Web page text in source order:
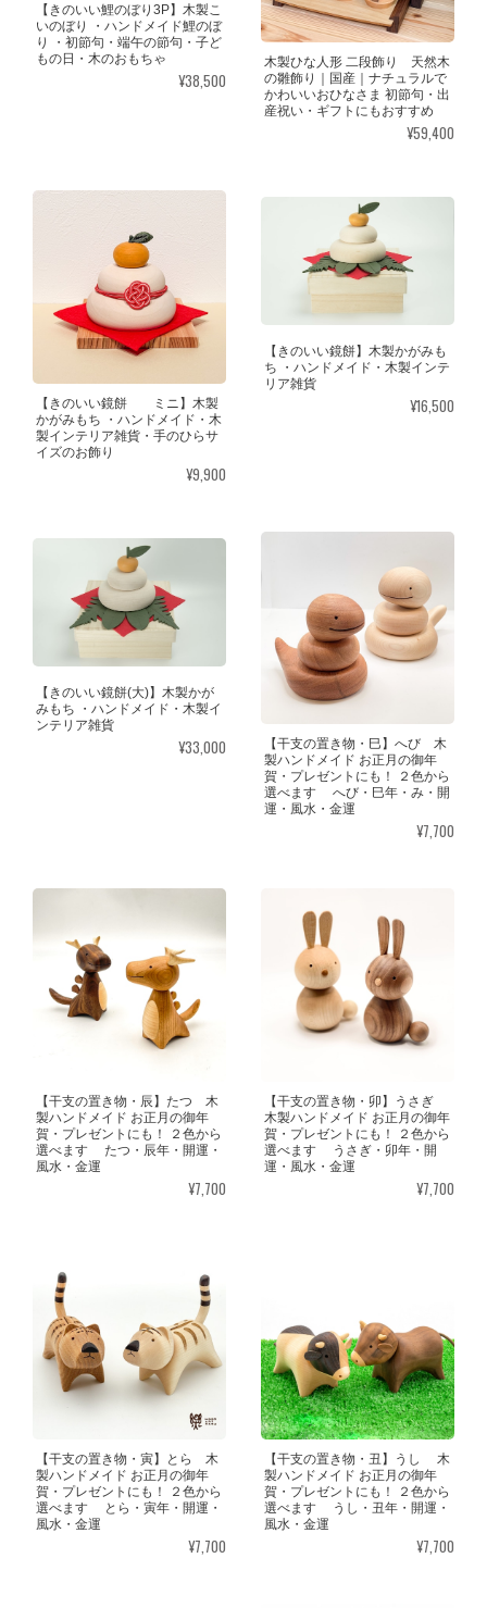
【きのいい鯉のぼり3P】木製こ
いのぼり ・ハンドメイド鯉のぼ
り ・初節句・端午の節句・子ど
もの日・木のおもちゃ
¥38,500
木製ひな人形 二段飾り 天然木
の雛飾り｜国産｜ナチュラルで
かわいいおひなさま 初節句・出
産祝い・ギフトにもおすすめ
¥59,400
【きのいい鏡餅 ミニ】木製
かがみもち ・ハンドメイド・木
製インテリア雑貨・手のひらサ
イズのお飾り
¥9,900
【きのいい鏡餅】木製かがみも
ち ・ハンドメイド・木製インテ
リア雑貨
¥16,500
【きのいい鏡餅(大)】木製かが
みもち ・ハンドメイド・木製イ
ンテリア雑貨
¥33,000
【干支の置き物・巳】へび 木
製ハンドメイド お正月の御年
賀・プレゼントにも！ ２色から
選べます へび・巳年・み・開
運・風水・金運
¥7,700
【干支の置き物・辰】たつ 木
製ハンドメイド お正月の御年
賀・プレゼントにも！ ２色から
選べます たつ・辰年・開運・
風水・金運
¥7,700
【干支の置き物・卯】うさぎ
木製ハンドメイド お正月の御年
賀・プレゼントにも！ ２色から
選べます うさぎ・卯年・開
運・風水・金運
¥7,700
【干支の置き物・寅】とら 木
製ハンドメイド お正月の御年
賀・プレゼントにも！ ２色から
選べます とら・寅年・開運・
風水・金運
¥7,700
【干支の置き物・丑】うし 木
製ハンドメイド お正月の御年
賀・プレゼントにも！ ２色から
選べます うし・丑年・開運・
風水・金運
¥7,700